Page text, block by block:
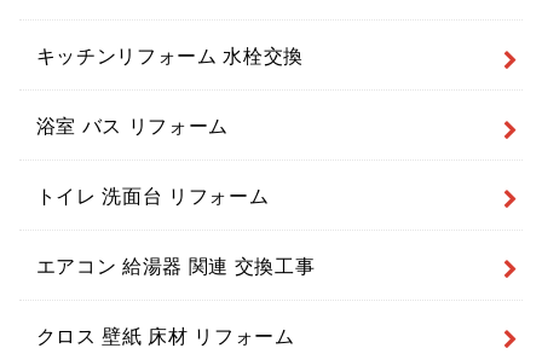
キッチンリフォーム 水栓交換
浴室 バス リフォーム
トイレ 洗面台 リフォーム
エアコン 給湯器 関連 交換工事
クロス 壁紙 床材 リフォーム